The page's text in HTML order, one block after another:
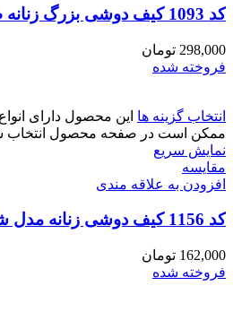
کد 1093 کیف دوشی بزرگ زنانه طرح برند
298,000 تومان
فروخته شده
انتخاب گزینه ها این محصول دارای
ممکن است در صفحه محصول انتخاب
نمایش سریع
مقايسه
افزودن به علاقه مندی
کد 1156 کیف دوشی زنانه مدل شل
162,000 تومان
فروخته شده